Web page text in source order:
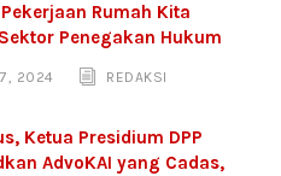
Rumah Kita
Penegakan Hukum
2024 REDAKSI
Ketua Presidium DPP
AdvoKAI yang Cadas,